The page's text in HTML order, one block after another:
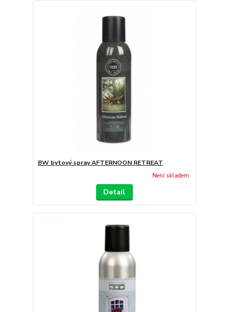
BW bytový spray AFTERNOON RETREAT
Není skladem
Detail